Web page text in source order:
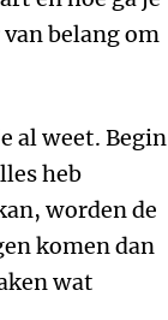
belang om
al weet. Begin
heb
worden de
komen dan
wat